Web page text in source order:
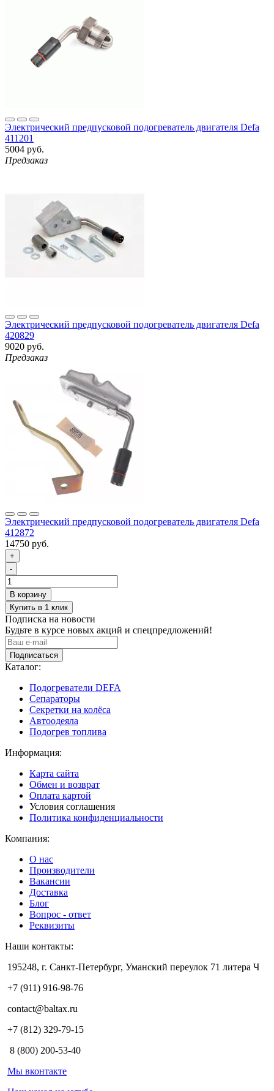
Электрический предпусковой подогреватель двигателя Defa
411201
5004 руб.
Предзаказ
Электрический предпусковой подогреватель двигателя Defa
420829
9020 руб.
Предзаказ
Электрический предпусковой подогреватель двигателя Defa
412872
14750 руб.
+
-
Подписка на новости
Будьте в курсе новых акций и спецпредложений!
Подписаться
Каталог:
Подогреватели DEFA
Сепараторы
Секретки на колёса
Автоодеяла
Подогрев топлива
Информация:
Карта сайта
Обмен и возврат
Оплата картой
Условия соглашения
Политика конфиденциальности
Компания:
О нас
Производители
Вакансии
Доставка
Блог
Вопрос - ответ
Реквизиты
Наши контакты:
195248, г. Санкт-Петербург, Уманский переулок 71 литера Ч
+7 (911) 916-98-76
contact@baltax.ru
+7 (812) 329-79-15
8 (800) 200-53-40
Мы вконтакте